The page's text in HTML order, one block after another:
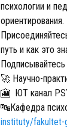
психологии и
ориентирования.
путь и как это
🚀 Научно-
🎦 ЮТ канал
🔤Кафедра
instituty/fakultet-